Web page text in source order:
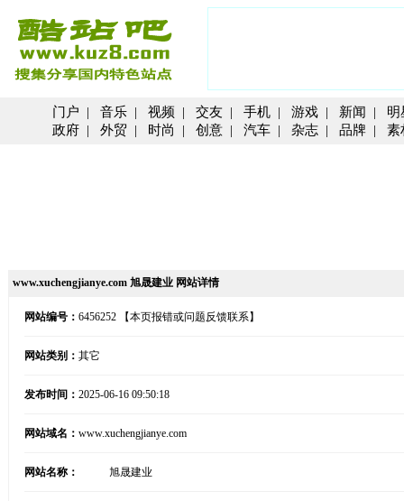
门户 | 音乐 | 视频 | 交友 | 手机 | 游戏 | 新闻 | 明
政府 | 外贸 | 时尚 | 创意 | 汽车 | 杂志 | 品牌 | 素
www.xuchengjianye.com 旭晟建业 网站详情
网站编号： 6456252 【本页报错或问题反馈联系】
网站类别： 其它
发布时间： 2025-06-16 09:50:18
网站域名： www.xuchengjianye.com
网站名称： 旭晟建业